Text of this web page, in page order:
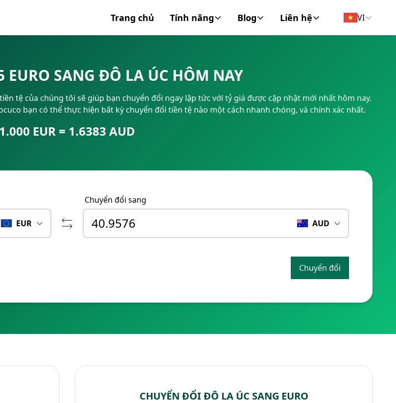
Trang chủ Tính năng
Mã SWIFT/BIC
IBAN
Blog
Tài chính cá nhân
Doanh Nghiệp
Liên hệ VI
EURO SANG ĐÔ LA ÚC HÔM NAY
tệ của chúng tôi sẽ giúp bạn chuyển đổi ngay lập tức với tỷ giá được cập nhật mới nhất hôm nay.
bạn có thể thực hiện bất kỳ chuyển đổi tiền tệ nào một cách nhanh chóng, và chính xác nhất.
1.000 EUR = 1.6383 AUD
EUR
Chuyển đổi sang
AUD
Chuyển đổi
CHUYỂN ĐỔI ĐÔ LA ÚC SANG EURO